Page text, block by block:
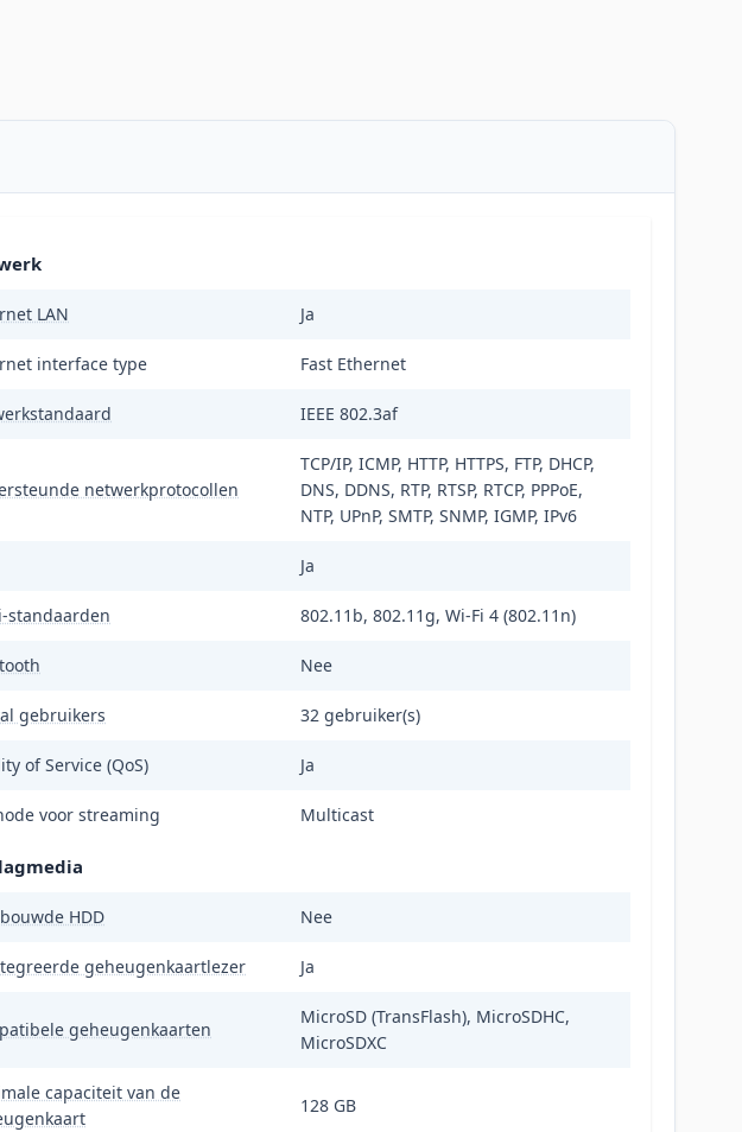
LAN Ja
interface type Fast Ethernet
IEEE 802.3af
netwerkprotocollen
TCP/IP, ICMP, HTTP, HTTPS, FTP, DHCP,
DNS, DDNS, RTP, RTSP, RTCP, PPPoE,
NTP, UPnP, SMTP, SNMP, IGMP, IPv6
Ja
standaarden 802.11b, 802.11g, Wi-Fi 4 (802.11n)
Nee
gebruikers 32 gebruiker(s)
of Service (QoS) Ja
voor streaming Multicast
HDD Nee
geheugenkaartlezer Ja
geheugenkaarten
MicroSD (TransFlash), MicroSDHC,
MicroSDXC
capaciteit van de
128 GB